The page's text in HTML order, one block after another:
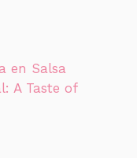
en Salsa
A Taste of